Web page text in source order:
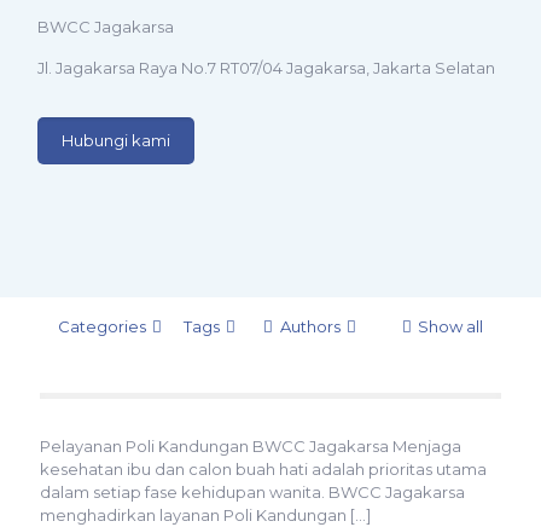
BWCC Jagakarsa
Jl. Jagakarsa Raya No.7 RT07/04 Jagakarsa, Jakarta Selatan
Hubungi kami
Categories Tags Authors Show all
Pelayanan Poli Kandungan BWCC Jagakarsa Menjaga
kesehatan ibu dan calon buah hati adalah prioritas utama
dalam setiap fase kehidupan wanita. BWCC Jagakarsa
menghadirkan layanan Poli Kandungan […]